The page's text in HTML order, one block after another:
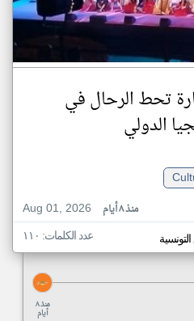
تحط الرحال في
الدولي
Aug 01, 2026
منذ ٨ أيام
عدد الكلمات: ١١٠
منذ ٨
أيام